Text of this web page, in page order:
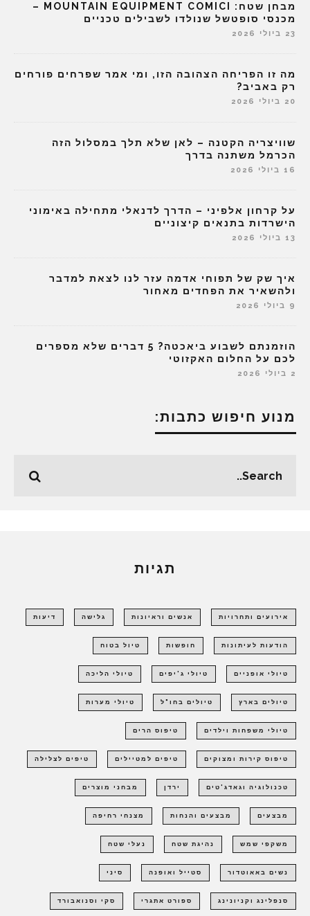
מבחן שטח: MOUNTAIN EQUIPMENT COMICI –
מכנסי סופטשל שנולדו לשבילים טכניים
23 ביולי 2026
מה זו הפריחה הצהובה הזו, ומי אמר שפרחים פורחים
רק באביב?
20 ביולי 2026
שוויצריה הקטנה – לאן שלא תלך במסלול הזה
הכרמל משתנה בדרך
16 ביולי 2026
על קרחון אלפיני – הדרך לדנאלי מתחילה באימוני
הישרדות בתנאים קיצוניים
13 ביולי 2026
איך שק של תפוחי אדמה עזר לנו לצאת למדבר
ולהשאיר את הפחדים מאחור
9 ביולי 2026
הוזמנתם לשבוע ביאכטה? 5 דברים שלא מספרים
לכם על החלום האקזוטי
2 ביולי 2026
מנוע חיפוש כתבות:
תגיות
אירועים ותחרויות אנשים וראיונות גלישה דיעות
הודעות לעיתונות חופשות טיול בטוח
טיולי אופניים טיולי ג'יפים טיולי הליכה
טיולים בארץ טיולים בחו"ל טיולי מערות
טיולי משפחות וילדים טיפוס הרים
טיפוס קירות ומצוקים טיפים למטיילים טיפים לצלילה
טכנולוגיה וגאדג'טים ירדן מבחני מוצרים
מבצעים מבצעים והנחות מצנחי רחיפה
משקפי שמש נהיגת שטח נעלי שטח
נשים באאוטדור סטייל ואופנה סיני
סנפלינג וקניונינג ספורט אתגרי סקי וסנואבורד